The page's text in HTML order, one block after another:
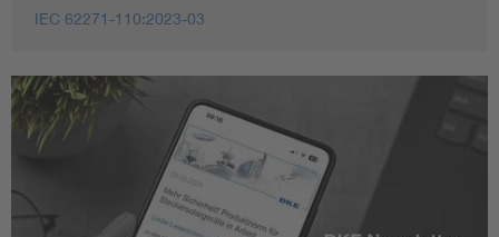
IEC 62271-110:2023-03